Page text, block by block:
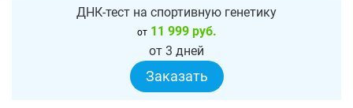
ДНК-тест на спортивную генетику
от11 999 руб.
от 3 дней
Заказать